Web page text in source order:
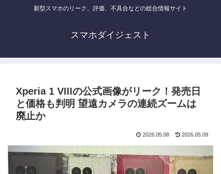
新型スマホのリーク、評価、不具合などの総合情報サイト
スマホダイジェスト
Xperia 1 VIIIの公式画像がリーク！発売日
と価格も判明 望遠カメラの連続ズームは
廃止か
2026.05.08 2026.05.09